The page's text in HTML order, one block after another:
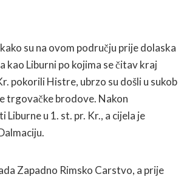
su na ovom području prije dolaska
kao Liburni po kojima se čitav kraj
pokorili Histre, ubrzo su došli u sukob
trgovačke brodove. Nakon
u 1. st. pr. Kr., a cijela je
Zapadno Rimsko Carstvo, a prije